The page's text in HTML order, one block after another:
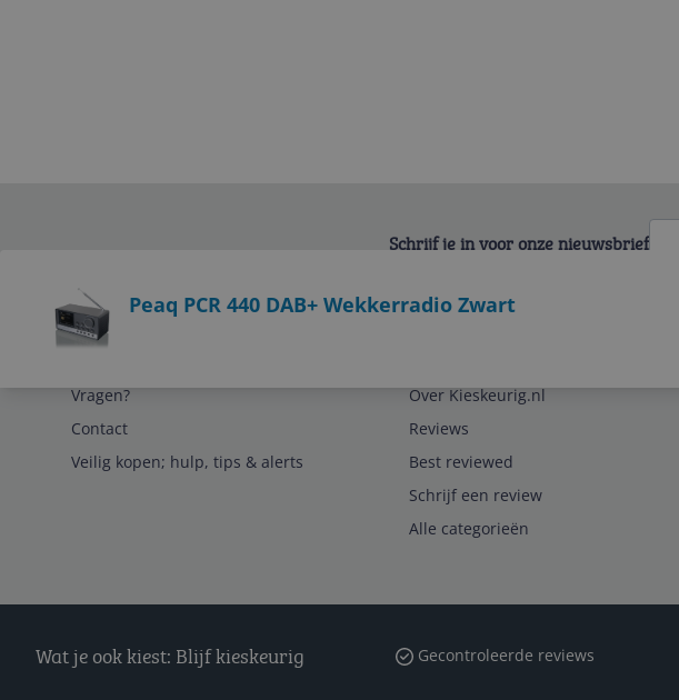
Peaq PCR 440 DAB+ Wekkerradio Zwart
Schrijf je in voor onze nieuwsbrief
Vragen?
Contact
Veilig kopen; hulp, tips & alerts
Over Kieskeurig.nl
Reviews
Best reviewed
Schrijf een review
Alle categorieën
Wat je ook kiest: Blijf kieskeurig Gecontroleerde reviews